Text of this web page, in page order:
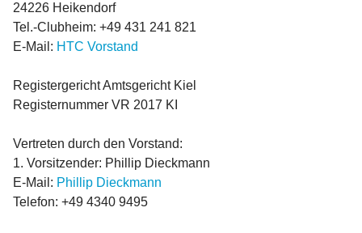
24226 Heikendorf
Tel.-Clubheim: +49 431 241 821
E-Mail: HTC Vorstand
Registergericht Amtsgericht Kiel
Registernummer VR 2017 KI
Vertreten durch den Vorstand:
1. Vorsitzender: Phillip Dieckmann
E-Mail: Phillip Dieckmann
Telefon: +49 4340 9495